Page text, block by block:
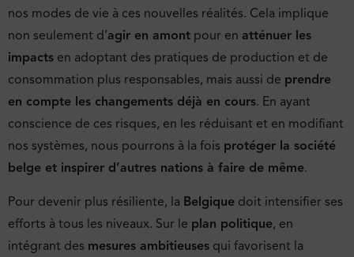
nos modes de vie à ces nouvelles réalités. Cela implique
non seulement d’agir en amont pour en atténuer les
impacts en adoptant des pratiques de production et de
consommation plus responsables, mais aussi de prendre
en compte les changements déjà en cours. En ayant
conscience de ces risques, en les réduisant et en modifiant
nos systèmes, nous pourrons à la fois protéger la société
belge et inspirer d’autres nations à faire de même.
Pour devenir plus résiliente, la Belgique doit intensifier ses
efforts à tous les niveaux. Sur le plan politique, en
intégrant des mesures ambitieuses qui favorisent la